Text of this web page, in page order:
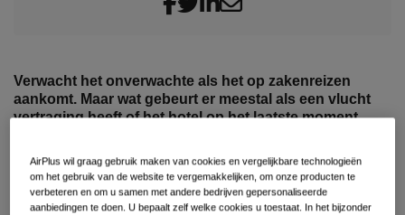
Verwacht het onverwachte als het op zakenreizen
aankomt. Maar wat gebeurt er meestal als een vlucht
vertraging heeft of het hotel op het laatste moment
Zakenreizigers halen angstig hun mobiele telefoons
tevoorschijn.
AirPlus wil graag gebruik maken van cookies en vergelijkbare technologieën
om het gebruik van de website te vergemakkelijken, om onze producten te
verbeteren en om u samen met andere bedrijven gepersonaliseerde
aanbiedingen te doen. U bepaalt zelf welke cookies u toestaat. In het bijzonder